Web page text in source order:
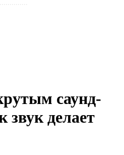
саунд-
звук делает